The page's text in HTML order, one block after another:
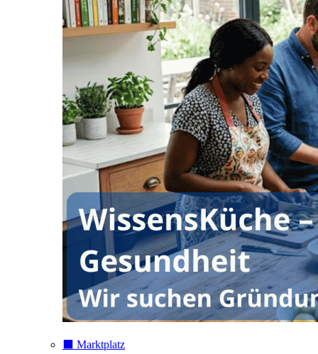
⬛️ Marktplatz